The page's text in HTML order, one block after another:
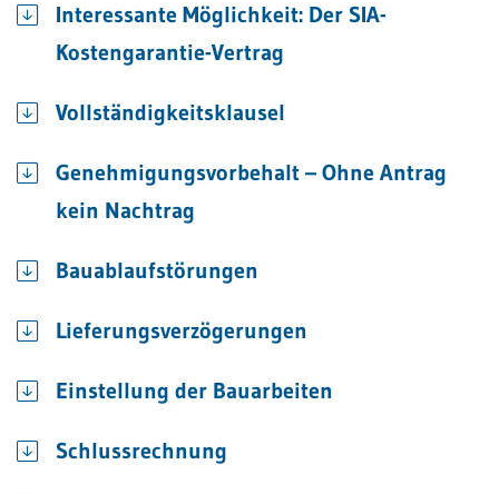
Interessante Möglichkeit: Der SIA-
Kostengarantie-Vertrag
Vollständigkeitsklausel
Genehmigungsvorbehalt – Ohne Antrag
kein Nachtrag
Bauablaufstörungen
Lieferungsverzögerungen
Einstellung der Bauarbeiten
Schlussrechnung